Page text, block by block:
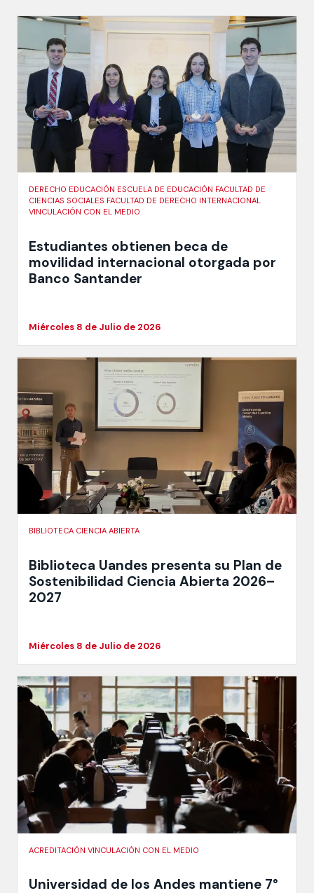
DERECHO EDUCACIÓN ESCUELA DE EDUCACIÓN FACULTAD DE
CIENCIAS SOCIALES FACULTAD DE DERECHO INTERNACIONAL
VINCULACIÓN CON EL MEDIO
Estudiantes obtienen beca de
movilidad internacional otorgada por
Banco Santander
Miércoles 8 de Julio de 2026
BIBLIOTECA CIENCIA ABIERTA
Biblioteca Uandes presenta su Plan de
Sostenibilidad Ciencia Abierta 2026–
2027
Miércoles 8 de Julio de 2026
ACREDITACIÓN VINCULACIÓN CON EL MEDIO
Universidad de los Andes mantiene 7°